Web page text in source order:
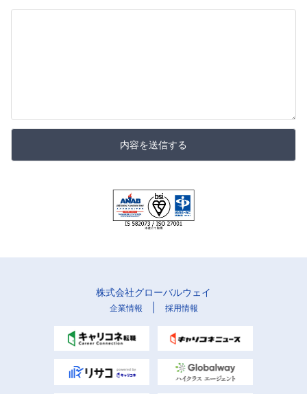
内容を送信する
株式会社グローバルウェイ
企業情報 採用情報